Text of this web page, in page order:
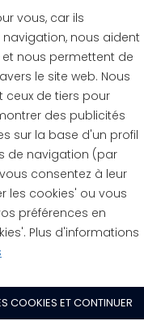
vous, car ils
nous aident
nous permettent de
le site web. Nous
ceux de tiers pour
des publicités
sur la base d'un profil
de navigation (par
consentez à leur
les cookies' ou vous
préférences en
Plus d'informations
COOKIES ET CONTINUER